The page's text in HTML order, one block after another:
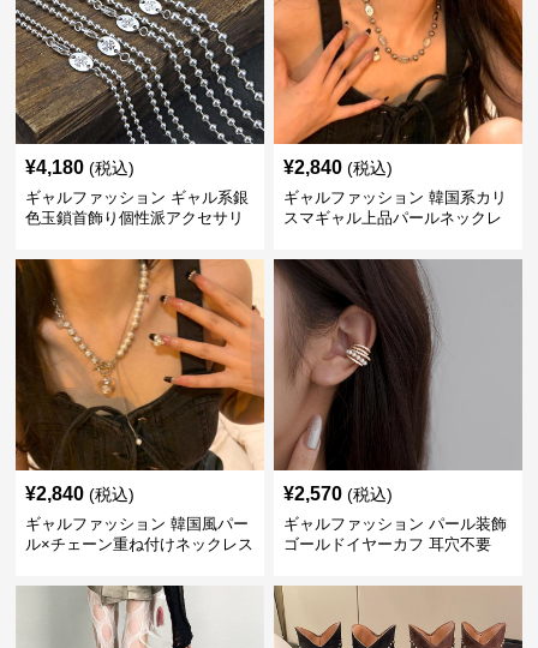
¥4,180 (税込)
ギャルファッション ギャル系銀
色玉鎖首飾り個性派アクセサリ
¥2,840 (税込)
ギャルファッション 韓国系カリ
スマギャル上品パールネックレ
¥2,840 (税込)
ギャルファッション 韓国風パー
ル×チェーン重ね付けネックレス
¥2,570 (税込)
ギャルファッション パール装飾
ゴールドイヤーカフ 耳穴不要